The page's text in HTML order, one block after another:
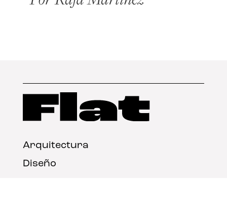
Arquitectura
Diseño